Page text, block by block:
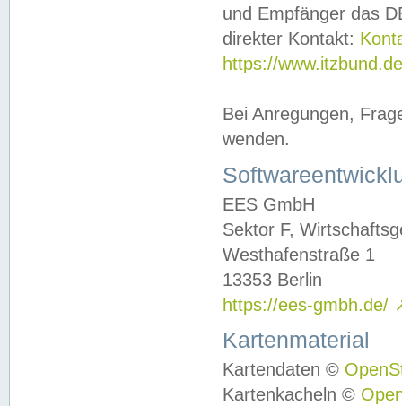
und Empfänger das
direkter Kontakt:
https://
Bei Anregungen,
wenden.
EES GmbH
Sektor F,
Westhafenstraße 1
13353 Berlin
https://ees-gmbh.de/
Kartenmaterial
Kartendaten ©
Kartenkacheln ©